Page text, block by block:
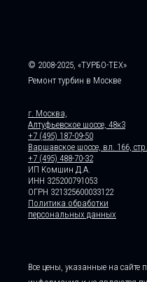
© 2008-2025, «ТУРБО-ТЕХ»
Ремонт турбин в Москве
г. Москва,
Алтуфьевское шоссе, 48к3
+7 (495) 187-09-50
Варшавское шоссе, вл. 166,
+7 (495) 488-70-32
ИП Комшин Д.А.
ИНН 325200791053
ОГРН 321325600033122
Политика обработки
персональных данных
Все цены, указанные на